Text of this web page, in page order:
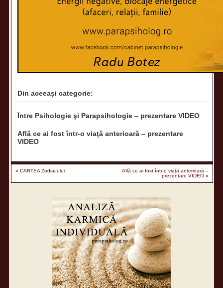
Din aceeași categorie:
Între Psihologie şi Parapsihologie – prezentare VIDEO
Află ce ai fost într-o viaţă anterioară – prezentare
VIDEO
«CARTEA Zodiacului
Află ce ai fost într-o viaţă anterioară –
prezentare VIDEO»